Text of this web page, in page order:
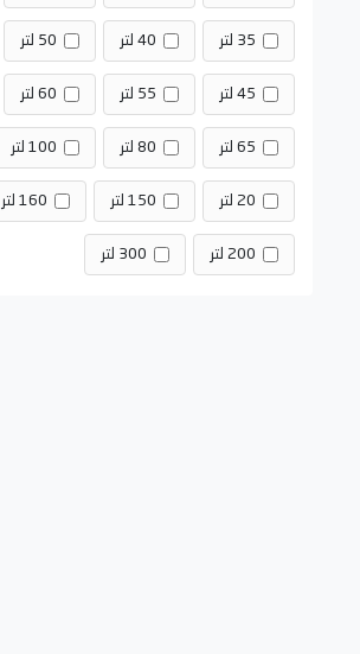
35 لتر 40 لتر 50 لتر
45 لتر 55 لتر 60 لتر
65 لتر 80 لتر 100 لتر
20 لتر 150 لتر 160 لتر
200 لتر 300 لتر